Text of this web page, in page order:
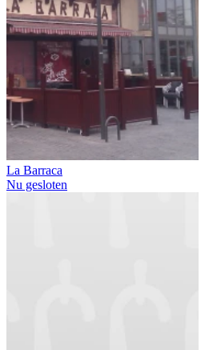
La Barraca
Nu gesloten